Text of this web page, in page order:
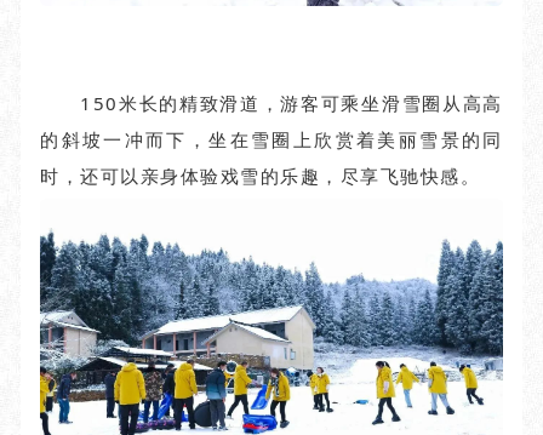
150米长的精致滑道，游客可乘坐滑雪圈从高高
的斜坡一冲而下，坐在雪圈上欣赏着美丽雪景的同
时，还可以亲身体验戏雪的乐趣，尽享飞驰快感。